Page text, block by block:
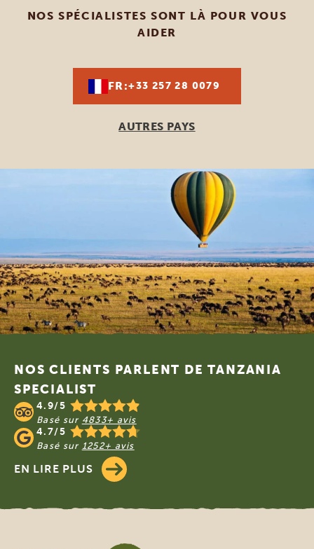
NOS SPÉCIALISTES SONT LÀ POUR VOUS
AIDER
FR:+33 257 28 0079
AUTRES PAYS
Footer
NOS CLIENTS PARLENT DE TANZANIA
SPECIALIST
4.9/5
Basé sur 4833+ avis
4.7/5
Basé sur 1252+ avis
EN LIRE PLUS